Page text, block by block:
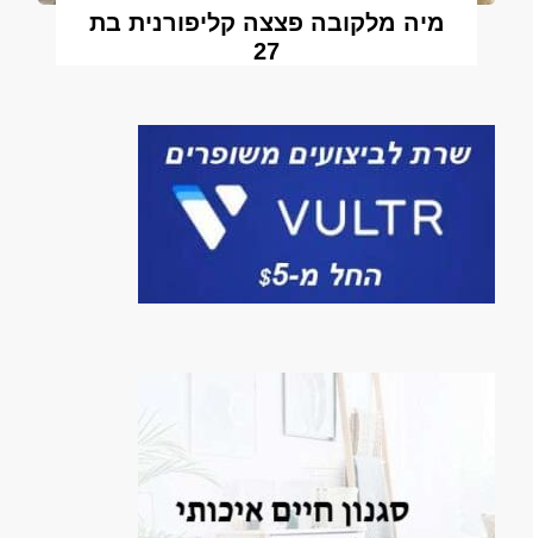
מיה מלקובה פצצה קליפורנית בת
27